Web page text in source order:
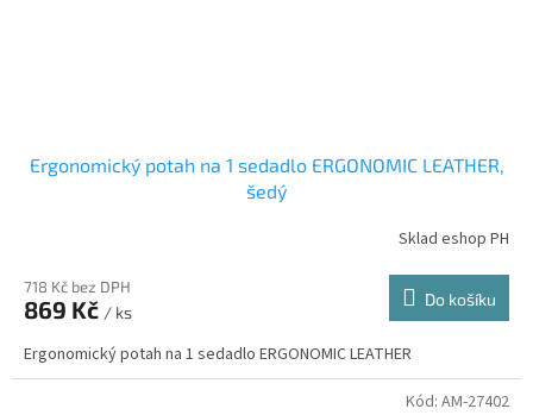
Ergonomický potah na 1 sedadlo ERGONOMIC LEATHER,
šedý
Sklad eshop PH
718 Kč bez DPH
869 Kč / ks
Do košíku
Ergonomický potah na 1 sedadlo ERGONOMIC LEATHER
Kód: AM-27402